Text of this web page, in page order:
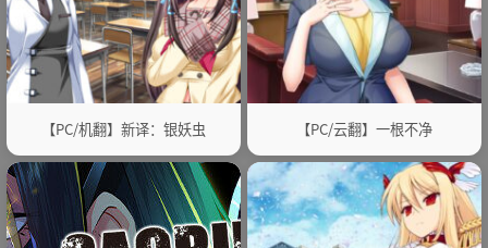
【PC/机翻】新译：银妖虫 【PC/云翻】一根不净